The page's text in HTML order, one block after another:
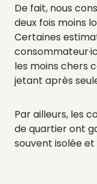
De fait, nous
deux fois moins
Certaines
les moins chers
jetant après
Par ailleurs, les
de quartier ont
souvent isolée